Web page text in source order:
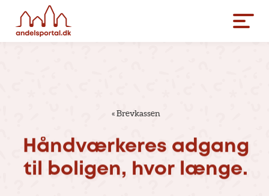
«Brevkassen
Håndværkeres adgang
til boligen, hvor længe.